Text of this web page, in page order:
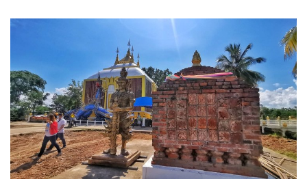
หวยหุ้นจีน บ่าย
หวยหุ้นไต้หวัน
หวยหุ้นสิงคโปร์
ประทานพรอีกครั้ง